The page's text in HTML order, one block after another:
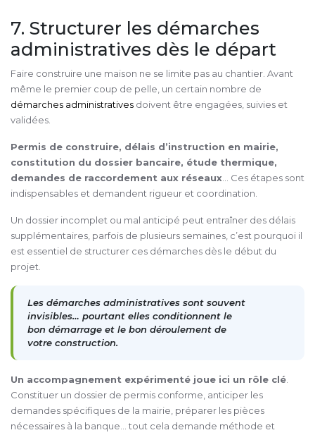
7. Structurer les démarches
administratives dès le départ
Faire construire une maison ne se limite pas au chantier. Avant
même le premier coup de pelle, un certain nombre de
démarches administratives doivent être engagées, suivies et
validées.
Permis de construire, délais d’instruction en mairie,
constitution du dossier bancaire, étude thermique,
demandes de raccordement aux réseaux… Ces étapes sont
indispensables et demandent rigueur et coordination.
Un dossier incomplet ou mal anticipé peut entraîner des délais
supplémentaires, parfois de plusieurs semaines, c’est pourquoi il
est essentiel de structurer ces démarches dès le début du
projet.
Les démarches administratives sont souvent
invisibles… pourtant elles conditionnent le
bon démarrage et le bon déroulement de
votre construction.
Un accompagnement expérimenté joue ici un rôle clé.
Constituer un dossier de permis conforme, anticiper les
demandes spécifiques de la mairie, préparer les pièces
nécessaires à la banque… tout cela demande méthode et